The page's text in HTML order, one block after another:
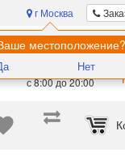
г Москва
местоположение?
Нет
Помощь в
выборе:
Ежедневно,
с 8:00 до 20:00